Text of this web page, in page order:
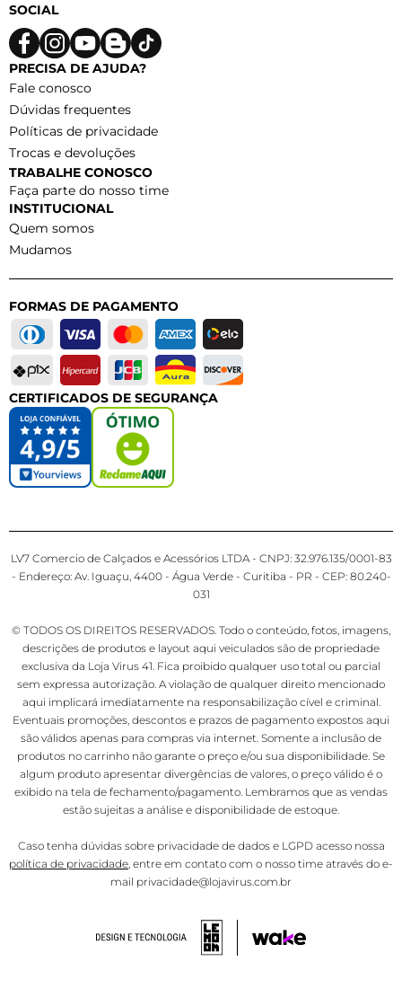
SOCIAL
PRECISA DE AJUDA?
Fale conosco
Dúvidas frequentes
Políticas de privacidade
Trocas e devoluções
TRABALHE CONOSCO
Faça parte do nosso time
INSTITUCIONAL
Quem somos
Mudamos
FORMAS DE PAGAMENTO
CERTIFICADOS DE SEGURANÇA
LV7 Comercio de Calçados e Acessórios LTDA - CNPJ: 32.976.135/0001-83
- Endereço: Av. Iguaçu, 4400 - Água Verde - Curitiba - PR - CEP: 80.240-
031
© TODOS OS DIREITOS RESERVADOS. Todo o conteúdo, fotos, imagens,
descrições de produtos e layout aqui veiculados são de propriedade
exclusiva da Loja Virus 41. Fica proibido qualquer uso total ou parcial
sem expressa autorização. A violação de qualquer direito mencionado
aqui implicará imediatamente na responsabilização cível e criminal.
Eventuais promoções, descontos e prazos de pagamento expostos aqui
são válidos apenas para compras via internet. Somente a inclusão de
produtos no carrinho não garante o preço e/ou sua disponibilidade. Se
algum produto apresentar divergências de valores, o preço válido é o
exibido na tela de fechamento/pagamento. Lembramos que as vendas
estão sujeitas a análise e disponibilidade de estoque.
Caso tenha dúvidas sobre privacidade de dados e LGPD acesso nossa
política de privacidade, entre em contato com o nosso time através do e-
mail privacidade@lojavirus.com.br